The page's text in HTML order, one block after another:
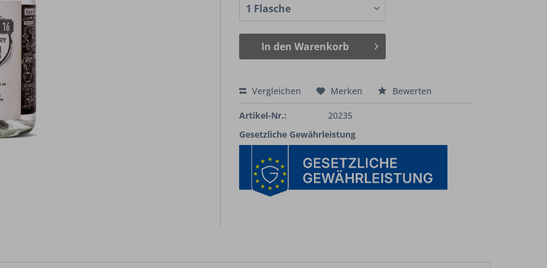
In den Warenkorb
Vergleichen Merken Bewerten
Artikel-Nr.:
20235
Gesetzliche Gewährleistung